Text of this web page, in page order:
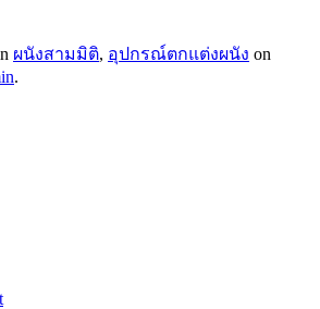
ผนังสามมิติ, อุปกรณ์ตกแต่งผนัง on
.